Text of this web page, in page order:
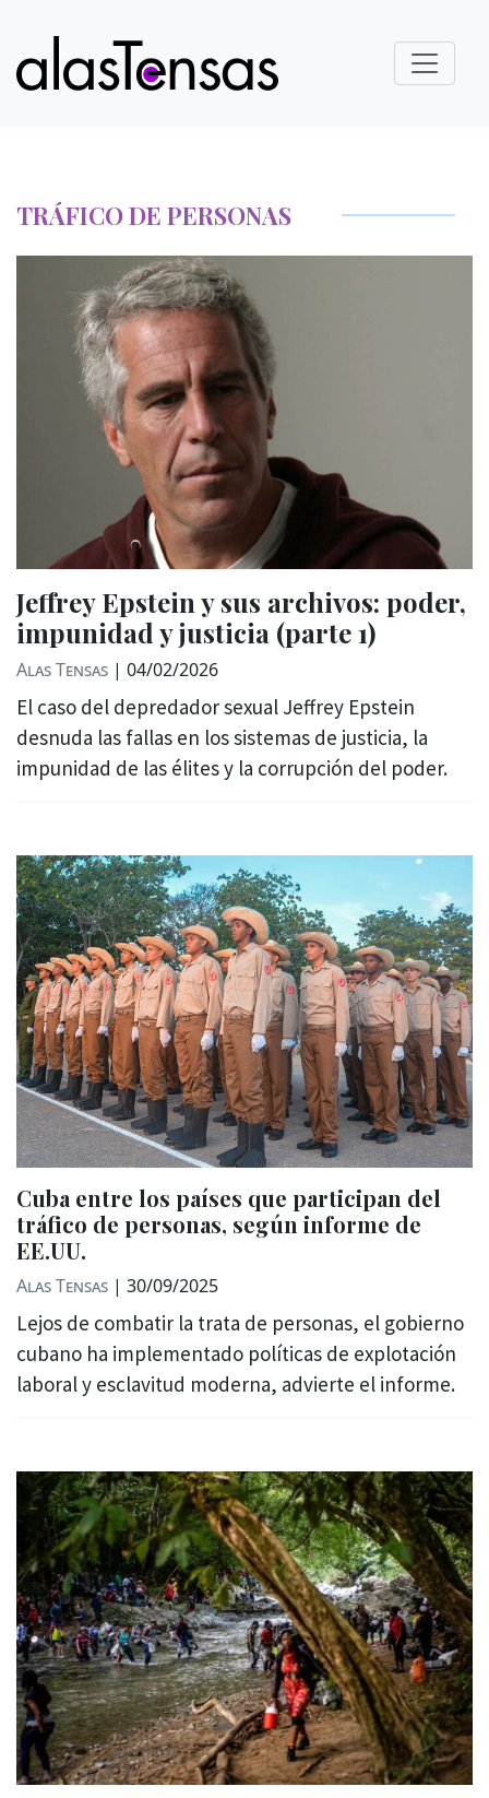
TRÁFICO DE PERSONAS
Jeffrey Epstein y sus archivos: poder,
impunidad y justicia (parte 1)
Alas Tensas | 04/02/2026
El caso del depredador sexual Jeffrey Epstein
desnuda las fallas en los sistemas de justicia, la
impunidad de las élites y la corrupción del poder.
Cuba entre los países que participan del
tráfico de personas, según informe de
EE.UU.
Alas Tensas | 30/09/2025
Lejos de combatir la trata de personas, el gobierno
cubano ha implementado políticas de explotación
laboral y esclavitud moderna, advierte el informe.